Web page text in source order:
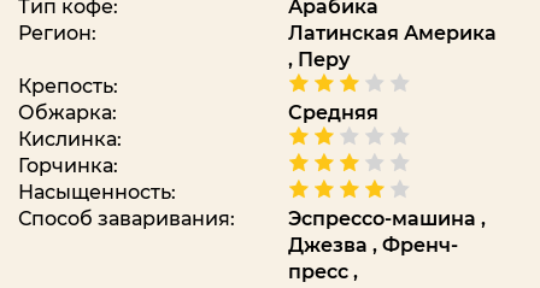
Тип кофе:
Арабика
Регион:
Латинская Америка
, Перу
Крепость:
Обжарка:
Средняя
Кислинка:
Горчинка:
Насыщенность:
Способ заваривания:
Эспрессо-машина ,
Джезва , Френч-
пресс ,